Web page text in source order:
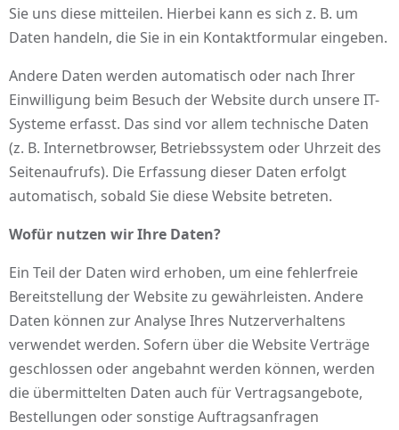
Sie uns diese mitteilen. Hierbei kann es sich z. B. um
Daten handeln, die Sie in ein Kontaktformular eingeben.
Andere Daten werden automatisch oder nach Ihrer
Einwilligung beim Besuch der Website durch unsere IT-
Systeme erfasst. Das sind vor allem technische Daten
(z. B. Internetbrowser, Betriebssystem oder Uhrzeit des
Seitenaufrufs). Die Erfassung dieser Daten erfolgt
automatisch, sobald Sie diese Website betreten.
Wofür nutzen wir Ihre Daten?
Ein Teil der Daten wird erhoben, um eine fehlerfreie
Bereitstellung der Website zu gewährleisten. Andere
Daten können zur Analyse Ihres Nutzerverhaltens
verwendet werden. Sofern über die Website Verträge
geschlossen oder angebahnt werden können, werden
die übermittelten Daten auch für Vertragsangebote,
Bestellungen oder sonstige Auftragsanfragen